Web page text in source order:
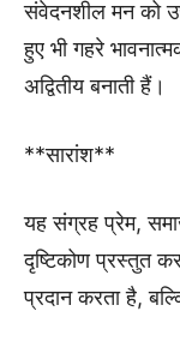
संवेदनशील मन को
हुए भी गहरे
अद्वितीय बनाती हैं।
**सारांश**
यह संग्रह प्रेम,
दृष्टिकोण प्रस्तुत
प्रदान करता है,